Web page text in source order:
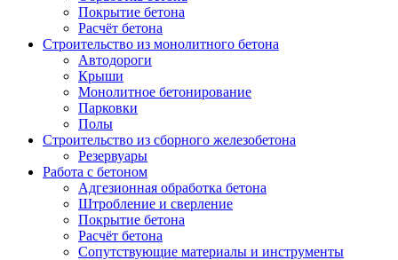
Покрытие бетона
Расчёт бетона
Строительство из монолитного бетона
Автодороги
Крыши
Монолитное бетонирование
Парковки
Полы
Строительство из сборного железобетона
Резервуары
Работа с бетоном
Адгезионная обработка бетона
Штробление и сверление
Покрытие бетона
Расчёт бетона
Сопутствующие материалы и инструменты